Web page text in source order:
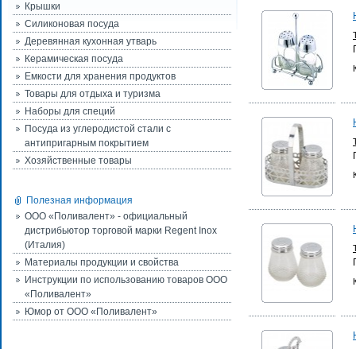
Крышки
Силиконовая посуда
Деревянная кухонная утварь
Керамическая посуда
Емкости для хранения продуктов
Товары для отдыха и туризма
Наборы для специй
Посуда из углеродистой стали с
антипригарным покрытием
Хозяйственные товары
Полезная информация
ООО «Поливалент» - официальный
дистрибьютор торговой марки Regent Inox
(Италия)
Материалы продукции и свойства
Инструкции по использованию товаров ООО
«Поливалент»
Юмор от ООО «Поливалент»